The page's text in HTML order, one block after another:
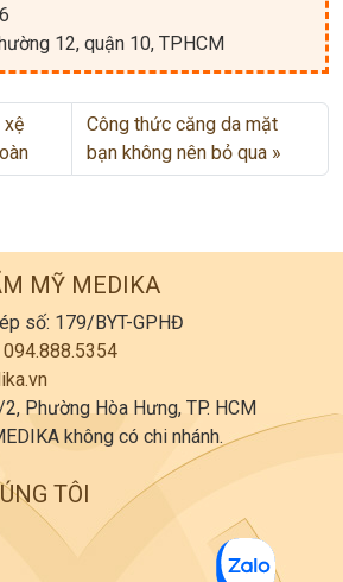
12, quận 10, TPHCM
xệ
Công thức căng da mặt
bạn không nên bỏ qua
MỸ MEDIKA
số: 179/BYT-GPHĐ
094.888.5354
Phường Hòa Hưng, TP. HCM
không có chi nhánh.
TÔI